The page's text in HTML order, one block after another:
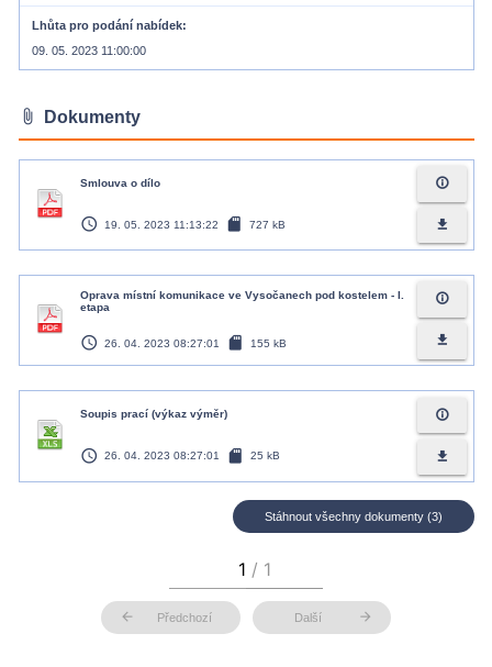
Lhůta pro podání nabídek
09. 05. 2023 11:00:00
attach_file Dokumenty
Smlouva o dílo
access_time 19. 05. 2023 11:13:22 sd_card 727 kB
info_outline
file_download
Oprava místní komunikace ve Vysočanech pod kostelem - I.
etapa
access_time 26. 04. 2023 08:27:01 sd_card 155 kB
info_outline
file_download
Soupis prací (výkaz výměr)
access_time 26. 04. 2023 08:27:01 sd_card 25 kB
info_outline
file_download
Stáhnout všechny dokumenty (3)
arrow_back Předchozí Další arrow_forward